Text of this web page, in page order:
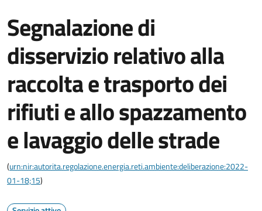
Segnalazione di
disservizio relativo alla
raccolta e trasporto dei
rifiuti e allo spazzamento
e lavaggio delle strade
(urn:nir:autorita.regolazione.energia.reti.ambiente:deliberazione:2022-
01-18;15)